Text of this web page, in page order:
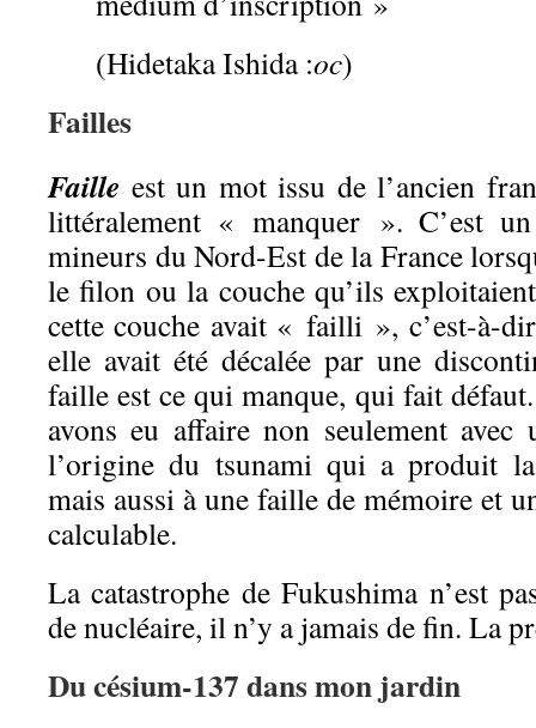
(Hidetaka Ishida :oc)
Failles
Faille est un mot issu de l’ancien
littéralement « manquer ». C’est
mineurs du Nord-Est de la France
le filon ou la couche qu’ils
cette couche avait « failli », c’est-à-
elle avait été décalée par une
faille est ce qui manque, qui fait
avons eu affaire non seulement
l’origine du tsunami qui a produit la
mais aussi à une faille de mémoire et
calculable.
La catastrophe de Fukushima n’est
de nucléaire, il n’y a jamais de fin. La
Du césium-137dans mon jardin